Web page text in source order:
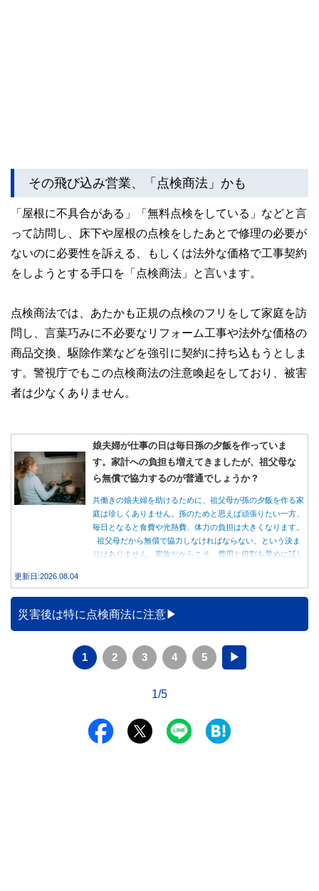
その飛び込み営業、「点検商法」かも
「屋根に不具合がある」「無料点検をしている」などと言
って訪問し、床下や屋根の点検をしたあとで修理の必要が
ないのに必要性を訴える、もしくは法外な価格で工事契約
をしようとする手口を「点検商法」と言います。
点検商法では、あたかも正規の点検のフリをして家庭を訪
問し、言葉巧みに不必要なリフォーム工事や法外な価格の
商品交換、駆除作業などを強引に契約に持ち込もうとしま
す。警視庁でもこの点検商法の注意喚起をしており、被害
者は少なくありません。
娘夫婦が仕事の日は毎日孫の夕飯を作っていま
す。家計への負担も増えてきましたが、祖父母な
ら無償で協力するのが普通でしょうか？
共働きの娘夫婦を助けるために、祖父母が孫の夕飯を作る家
庭は珍しくありません。孫のためと思えば頑張りたい一方、
毎日となると食費や光熱費、体力の負担は大きくなります。
祖父母だから無償で協力しなければならない、という決ま
りはありません。家族だからこそ、費用と役割を早めに話し
更新日:2026.08.04
災害後は特に点検商法に注意
1 2 3 4 5 ▶
1/5